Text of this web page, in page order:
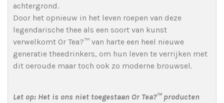
achtergrond.
Door het opnieuw in het leven roepen van deze
legendarische thee als een soort van kunst
verwelkomt Or Tea?™ van harte een heel nieuwe
generatie theedrinkers, om hun leven te verrijken met
dit oeroude maar toch ook zo moderne brouwsel.
Let op: Het is ons niet toegestaan Or Tea?™ producten